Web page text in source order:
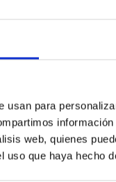
usan para
web, quienes
uso que haya hecho
in the
to see
the orientation